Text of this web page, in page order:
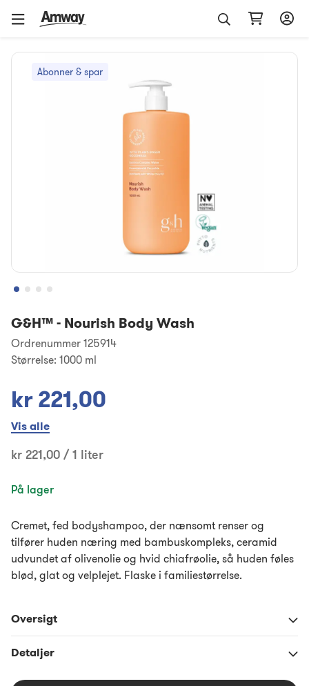
Abonner & spar
G&H™- Nourish Body Wash
Ordrenummer 125914
Størrelse: 1000 ml
kr 221,00
Vis alle
kr 221,00 / 1 liter
På lager
Cremet, fed bodyshampoo, der nænsomt renser og
tilfører huden næring med bambuskompleks, ceramid
udvundet af olivenolie og hvid chiafrøolie, så huden føles
blød, glat og velplejet. Flaske i familiestørrelse.
Oversigt
Detaljer